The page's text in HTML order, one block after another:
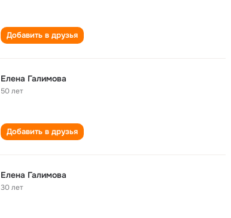
Добавить в друзья
Елена Галимова
50 лет
Добавить в друзья
Елена Галимова
30 лет